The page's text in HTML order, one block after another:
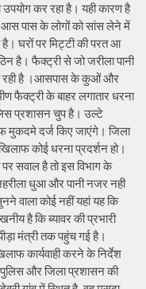
कर रहा है। यही कारण है
पास के लोगों को सांस लेने में
है। घरों पर मिट्टी की परत आ
है। फैक्ट्री से जो जरीला पानी
रही है ।आसपास के कुओं और
फैक्ट्री के बाहर लगातार धरना
प्रशासन चुप है। उल्टे
मुकदमे दर्ज किए जाएंगे। जिला
कोई धरना प्रदर्शन हो।
पर सवाल है तो इस विभाग के
धुआ और पानी नजर नही
वाला कोई नहीं यहां यह कि
है कि ब्यावर की प्रभारी
मंत्री तक पहुंच गई है।
कार्यवाही करने के निर्देश
पुलिस और जिला प्रशासन की